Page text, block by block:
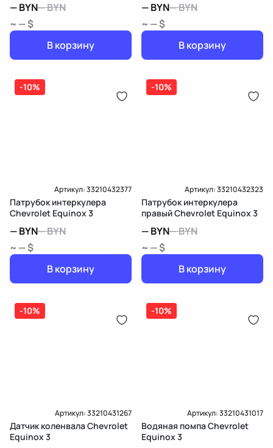
—BYN—BYN
~ — $
В корзину
—BYN—BYN
~ — $
В корзину
-10%
Артикул:33210432377
Патрубок интеркулера
Chevrolet Equinox 3
—BYN—BYN
~ — $
В корзину
-10%
Артикул:33210432323
Патрубок интеркулера
правый Chevrolet Equinox 3
—BYN—BYN
~ — $
В корзину
-10%
Артикул:33210431267
Датчик коленвала Chevrolet
Equinox 3
-10%
Артикул:33210431017
Водяная помпа Chevrolet
Equinox 3